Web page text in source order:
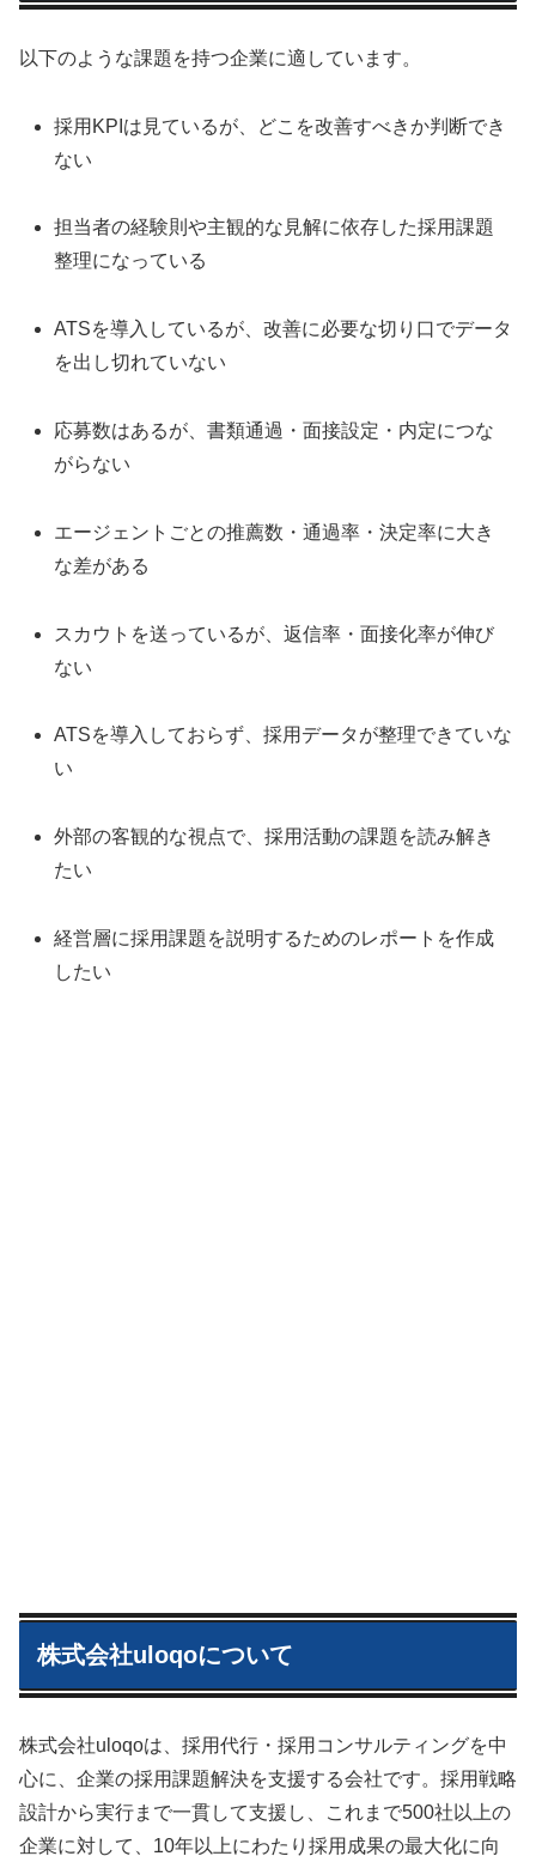
以下のような課題を持つ企業に適しています。
採用KPIは見ているが、どこを改善すべきか判断でき
ない
担当者の経験則や主観的な見解に依存した採用課題
整理になっている
ATSを導入しているが、改善に必要な切り口でデータ
を出し切れていない
応募数はあるが、書類通過・面接設定・内定につな
がらない
エージェントごとの推薦数・通過率・決定率に大き
な差がある
スカウトを送っているが、返信率・面接化率が伸び
ない
ATSを導入しておらず、採用データが整理できていな
い
外部の客観的な視点で、採用活動の課題を読み解き
たい
経営層に採用課題を説明するためのレポートを作成
したい
株式会社uloqoについて
株式会社uloqoは、採用代行・採用コンサルティングを中
心に、企業の採用課題解決を支援する会社です。採用戦略
設計から実行まで一貫して支援し、これまで500社以上の
企業に対して、10年以上にわたり採用成果の最大化に向